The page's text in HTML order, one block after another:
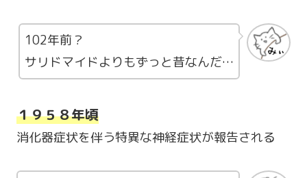
102年前？
サリドマイドよりもずっと昔なんだ…
１９５８年頃
消化器症状を伴う特異な神経症状が報告される